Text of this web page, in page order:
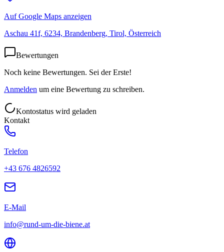
Auf Google Maps anzeigen
Aschau 41f, 6234, Brandenberg, Tirol, Österreich
Bewertungen
Noch keine Bewertungen. Sei der Erste!
Anmelden um eine Bewertung zu schreiben.
Kontostatus wird geladen
Kontakt
Telefon
+43 676 4826592
E-Mail
info@rund-um-die-biene.at